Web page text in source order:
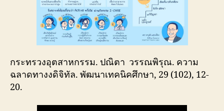
กระทรวงอุตสาหกรรม. ปณิตา วรรณพิรุณ. ความ
ฉลาดทางงดิจิทัล. พัฒนาเทคนิคศึกษา, 29 (102), 12-
20.